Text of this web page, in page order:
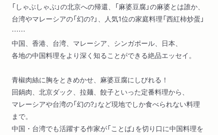
「しゃぶしゃぶ」の北京への帰還、「麻婆豆腐」の麻婆とは誰か、
台湾やマレーシアの「幻の?」、人気1位の家庭料理「西紅柿炒蛋」
……
中国、香港、台湾、マレーシア、シンガポール、日本、
各地の中国料理をより深く知ることができる絶品エッセイ。
青椒肉絲に胸をときめかせ、麻婆豆腐にしびれる！
回鍋肉、北京ダック、拉麺、餃子といった定番料理から、
マレーシアや台湾の「幻の?」など現地でしか食べられない料理
まで。
中国・台湾でも活躍する作家が「ことば」を切り口に中国料理を